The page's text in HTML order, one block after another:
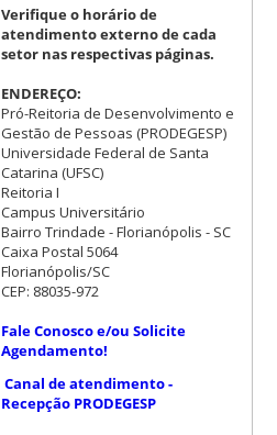
Verifique o horário de
atendimento externo de cada
setor nas respectivas páginas.
ENDEREÇO:
Pró-Reitoria de Desenvolvimento e
Gestão de Pessoas (PRODEGESP)
Universidade Federal de Santa
Catarina (UFSC)
Reitoria I
Campus Universitário
Bairro Trindade - Florianópolis - SC
Caixa Postal 5064
Florianópolis/SC
CEP: 88035-972
Fale Conosco e/ou Solicite
Agendamento!
Canal de atendimento -
Recepção PRODEGESP